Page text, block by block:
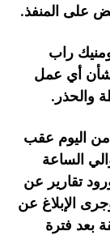
على المنفذ.
راب
بشأن أي عمل
والحذر .
اليوم عقب
الساعة
ورود تقارير عن
الإبلاغ عن
بعد فترة